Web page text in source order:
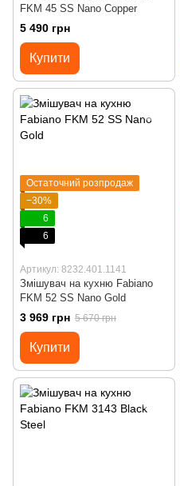
FKM 45 SS Nano Copper
5 490 грн
Купити
Остаточний розпродаж
−30%
6
6
Артикул: 8232.401.1141
Змішувач на кухню Fabiano
FKM 52 SS Nano Gold
3 969 грн 5 670 грн
Купити